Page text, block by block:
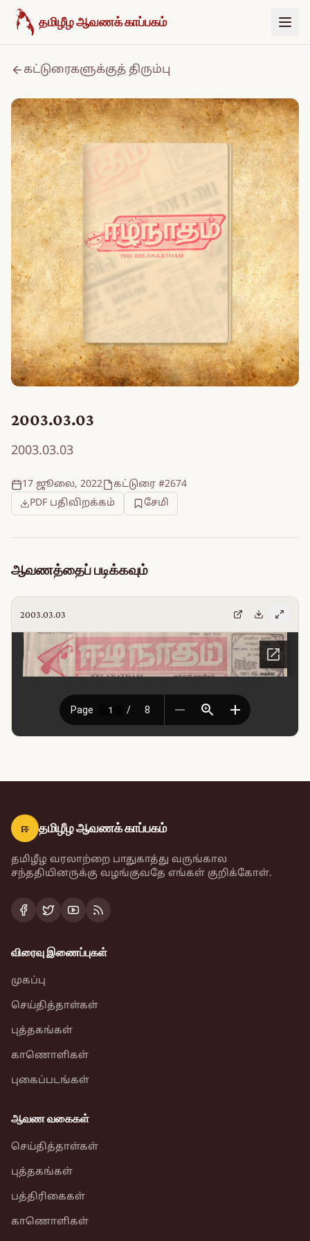
உள்ளடக்கத்திற்குச் செல்க
தமிழீழ ஆவணக் காப்பகம்
கட்டுரைகளுக்குத் திரும்பு
2003.03.03
2003.03.03
17 ஜூலை, 2022
கட்டுரை #2674
PDF பதிவிறக்கம்
சேமி
ஆவணத்தைப் படிக்கவும்
2003.03.03
ஈ தமிழீழ ஆவணக் காப்பகம்
தமிழீழ வரலாற்றை பாதுகாத்து வருங்கால
சந்ததியினருக்கு வழங்குவதே எங்கள் குறிக்கோள்.
விரைவு இணைப்புகள்
முகப்பு
செய்தித்தாள்கள்
புத்தகங்கள்
காணொளிகள்
புகைப்படங்கள்
ஆவண வகைகள்
செய்தித்தாள்கள்
புத்தகங்கள்
பத்திரிகைகள்
காணொளிகள்